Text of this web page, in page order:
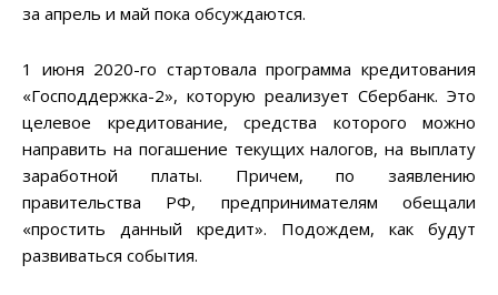
за апрель и май пока обсуждаются.
1 июня 2020-го стартовала программа кредитования
«Господдержка-2», которую реализует Сбербанк. Это
целевое кредитование, средства которого можно
направить на погашение текущих налогов, на выплату
заработной платы. Причем, по заявлению
правительства РФ, предпринимателям обещали
«простить данный кредит». Подождем, как будут
развиваться события.